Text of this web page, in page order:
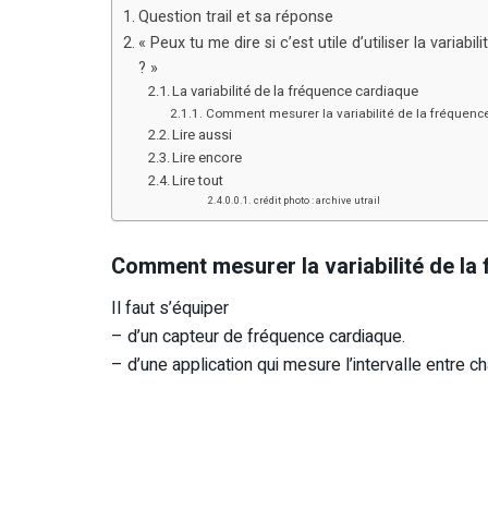
Question trail et sa réponse
« Peux tu me dire si c’est utile d’utiliser la
? »
La variabilité de la fréquence cardiaque
Comment mesurer la variabilité de la
Lire aussi
Lire encore
Lire tout
crédit photo : archive utrail
Comment mesurer la variabilité de
Il faut s’équiper
– d’un capteur de fréquence cardiaque.
– d’une application qui mesure l’intervalle entre